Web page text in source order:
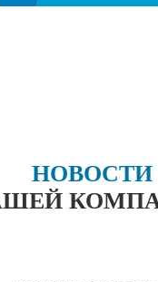
НОВОСТИ